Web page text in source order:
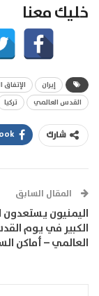
خليك معنا
إيران
القدس العالمي
تركيا
شارك
المقال السابق
اليمنيون يستعدون
الكبير في يوم
العالمي – أماكن